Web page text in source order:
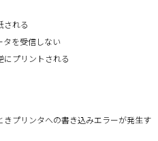
される
タを受信しない
にプリントされる
プリンタへの書き込みエラーが発生す